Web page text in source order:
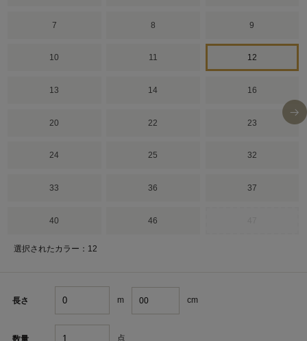
7 8 9
10 11 12
13 14 16
20 22 23
24 25 32
33 36 37
40 46
選択されたカラー：12
長さ m cm
数量 点